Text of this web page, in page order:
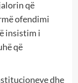
që
ofendimi
insistim i
që
dhe